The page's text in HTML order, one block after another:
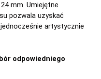
mm. Umiejętne
pozwala uzyskać
artystycznie
odpowiedniego